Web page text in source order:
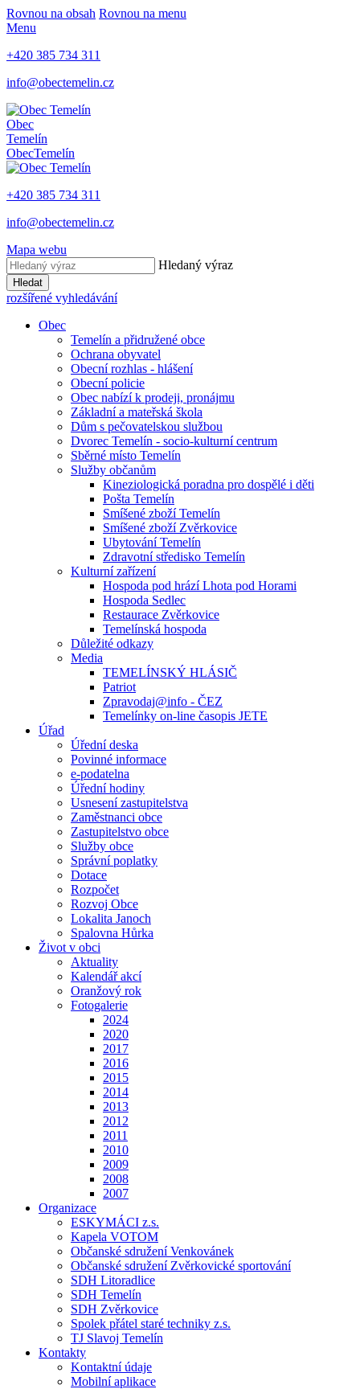
Rovnou na obsah Rovnou na menu
Menu
+420 385 734 311
info@obectemelin.cz
Obec
Temelín
ObecTemelín
+420 385 734 311
info@obectemelin.cz
Mapa webu
Hledaný výraz
Hledat
rozšířené vyhledávání
Obec
Temelín a přidružené obce
Ochrana obyvatel
Obecní rozhlas - hlášení
Obecní policie
Obec nabízí k prodeji, pronájmu
Základní a mateřská škola
Dům s pečovatelskou službou
Dvorec Temelín - socio-kulturní centrum
Sběrné místo Temelín
Služby občanům
Kineziologická poradna pro dospělé i děti
Pošta Temelín
Smíšené zboží Temelín
Smíšené zboží Zvěrkovice
Ubytování Temelín
Zdravotní středisko Temelín
Kulturní zařízení
Hospoda pod hrází Lhota pod Horami
Hospoda Sedlec
Restaurace Zvěrkovice
Temelínská hospoda
Důležité odkazy
Media
TEMELÍNSKÝ HLÁSIČ
Patriot
Zpravodaj@info - ČEZ
Temelínky on-line časopis JETE
Úřad
Úřední deska
Povinné informace
e-podatelna
Úřední hodiny
Usnesení zastupitelstva
Zaměstnanci obce
Zastupitelstvo obce
Služby obce
Správní poplatky
Dotace
Rozpočet
Rozvoj Obce
Lokalita Janoch
Spalovna Hůrka
Život v obci
Aktuality
Kalendář akcí
Oranžový rok
Fotogalerie
2024
2020
2017
2016
2015
2014
2013
2012
2011
2010
2009
2008
2007
Organizace
ESKYMÁCI z.s.
Kapela VOTOM
Občanské sdružení Venkovánek
Občanské sdružení Zvěrkovické sportování
SDH Litoradlice
SDH Temelín
SDH Zvěrkovice
Spolek přátel staré techniky z.s.
TJ Slavoj Temelín
Kontakty
Kontaktní údaje
Mobilní aplikace